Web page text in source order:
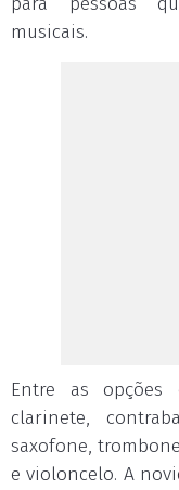
musicais.
Entre as opções
clarinete,
saxofone,
e violoncelo. A